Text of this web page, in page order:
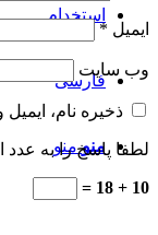
استخدام
فارسی
منو منو
ایمیل *
وب‌ سایت
ذخیره نام،
لطفا پاسخ را به عدد
10 + 18 =